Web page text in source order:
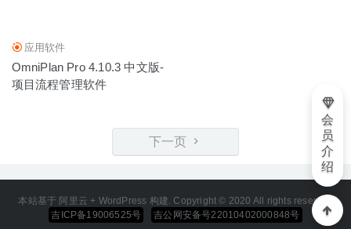
应用软件
OmniPlan Pro 4.10.3 中文版-
项目流程管理软件
下一页
本站基于 阿里云 + WordPress 构建. Copyright © 2020 All rights reserved
吉ICP备19006525号
吉公网安备号22010402000848号
会
员
介
绍